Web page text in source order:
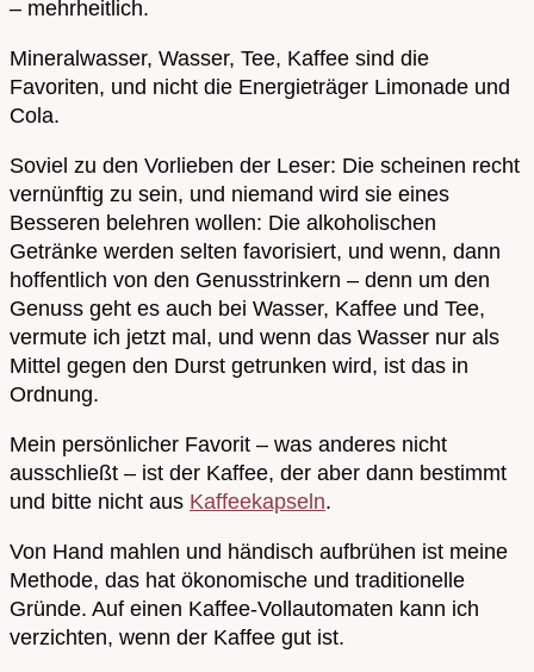
– mehrheitlich.
Mineralwasser, Wasser, Tee, Kaffee sind die
Favoriten, und nicht die Energieträger Limonade und
Cola.
Soviel zu den Vorlieben der Leser: Die scheinen recht
vernünftig zu sein, und niemand wird sie eines
Besseren belehren wollen: Die alkoholischen
Getränke werden selten favorisiert, und wenn, dann
hoffentlich von den Genusstrinkern – denn um den
Genuss geht es auch bei Wasser, Kaffee und Tee,
vermute ich jetzt mal, und wenn das Wasser nur als
Mittel gegen den Durst getrunken wird, ist das in
Ordnung.
Mein persönlicher Favorit – was anderes nicht
ausschließt – ist der Kaffee, der aber dann bestimmt
und bitte nicht aus Kaffeekapseln.
Von Hand mahlen und händisch aufbrühen ist meine
Methode, das hat ökonomische und traditionelle
Gründe. Auf einen Kaffee-Vollautomaten kann ich
verzichten, wenn der Kaffee gut ist.